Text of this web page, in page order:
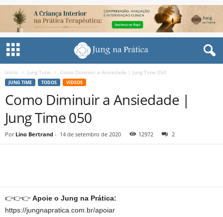
Início Jung Time Como Diminuir a Ansiedade | Jung Time 050
JUNG TIME TODOS VIDEOS
Como Diminuir a Ansiedade |
Jung Time 050
Por Lino Bertrand - 14 de setembro de 2020 12972 2
👉👉👉 Apoie o Jung na Prática:
https://jungnapratica.com.br/apoiar